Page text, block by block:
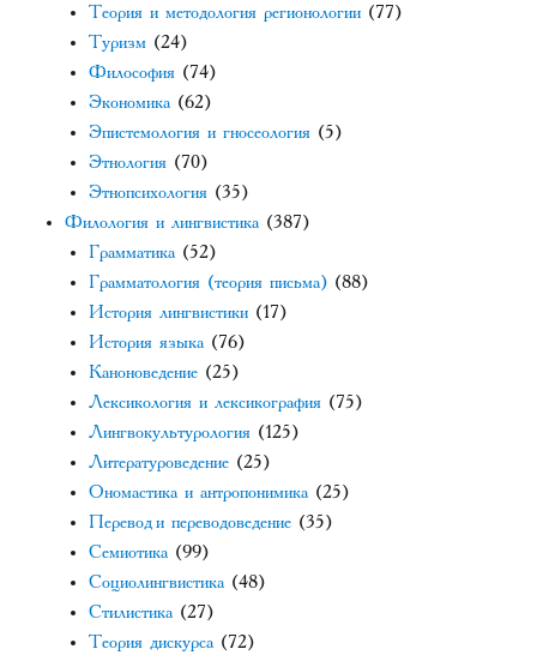
Теория и методология регионологии (77)
Туризм (24)
Философия (74)
Экономика (62)
Эпистемология и гносеология (5)
Этнология (70)
Этнопсихология (35)
Филология и лингвистика (387)
Грамматика (52)
Грамматология (теория письма) (88)
История лингвистики (17)
История языка (76)
Каноноведение (25)
Лексикология и лексикография (75)
Лингвокультурология (125)
Литературоведение (25)
Ономастика и антропонимика (25)
Перевод и переводоведение (35)
Семиотика (99)
Социолингвистика (48)
Стилистика (27)
Теория дискурса (72)